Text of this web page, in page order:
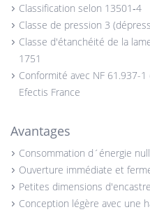
Classification selon 13501‐4
Classe de pression 3
Classe d'étanchéité de la
1751
Conformité avec NF 61.937-
Efectis France
Avantages
Consommation d´énergie
Ouverture immédiate et
Petites dimensions
Conception légère avec une